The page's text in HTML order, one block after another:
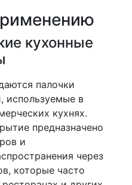
кухонные
палочки
используемые в
кухнях.
предназначено
и
через
которые часто